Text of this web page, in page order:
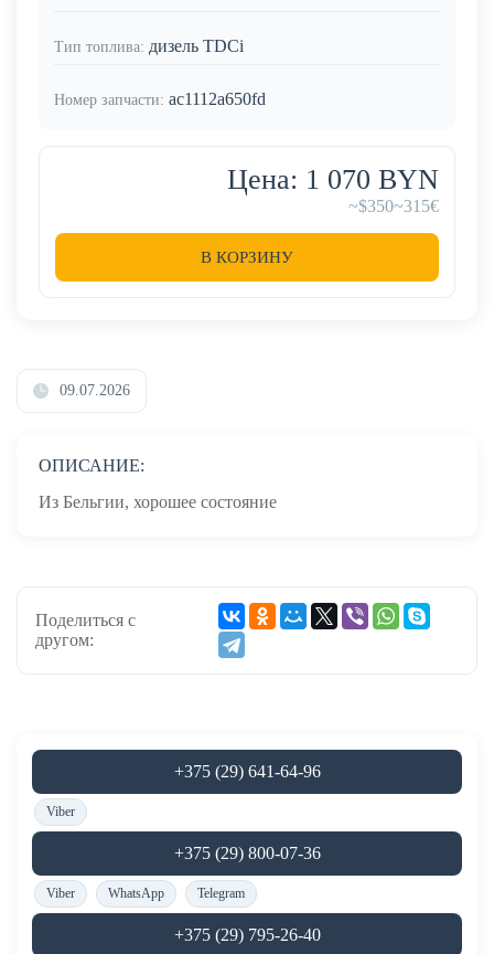
Тип топлива: дизель TDCi
Номер запчасти: ac1112a650fd
Цена: 1 070 BYN
~$350~315€
В КОРЗИНУ
09.07.2026
ОПИСАНИЕ:
Из Бельгии, хорошее состояние
Поделиться с
другом:
+375 (29) 641-64-96
Viber
+375 (29) 800-07-36
Viber WhatsApp Telegram
+375 (29) 795-26-40